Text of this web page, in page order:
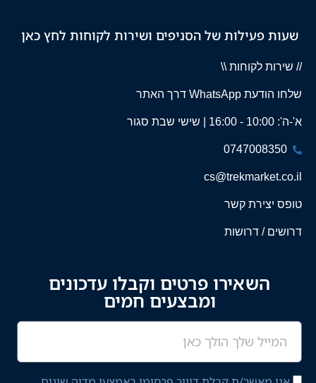
שעות פעילות של הסניפים ושירות לקוחות לחץ כאן
// שירות לקוחות \\
שלחו הודעת WhatsApp דרך האתר
א'-ה': 10:00 - 16:00 | שישי שבת סגור
0747008350
cs@trekmarket.co.il
טופס יצירת קשר
דרושים / דרושות
השאירו פרטים וקבלו עדכונים
ומבצעים חמים